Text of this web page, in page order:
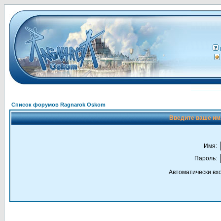
Список форумов Ragnarok Oskom
Введите ваше
Имя:
Пароль:
Автоматически